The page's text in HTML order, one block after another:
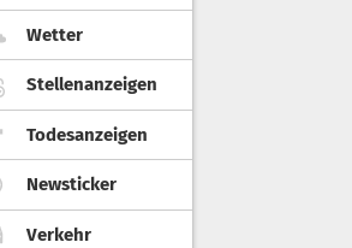
Wetter
Stellenanzeigen
Todesanzeigen
Newsticker
Verkehr